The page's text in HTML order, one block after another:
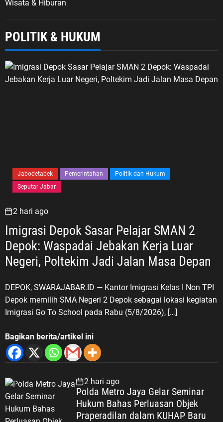
Wisata & Hiburan
POLITIK & HUKUM
Jabodetabek Pemerintahan
Politik dan Hukum
Seputar Jabar
2 hari ago
Imigrasi Depok Sasar Pelajar SMAN 2
Depok: Waspadai Jebakan Kerja Luar
DEPOK, SWARAJABAR.ID — Kantor Imigrasi Kelas I Non TPI
Depok memilih SMA Negeri 2 Depok sebagai lokasi kegiatan
Imigrasi Go To School pada Rabu (5/8/2026), […]
Bagikan berita/artikel ini
2 hari ago
Polda Metro Jaya Gelar Seminar
Hukum Bahas Perluasan Objek
Praperadilan dalam KUHAP Baru